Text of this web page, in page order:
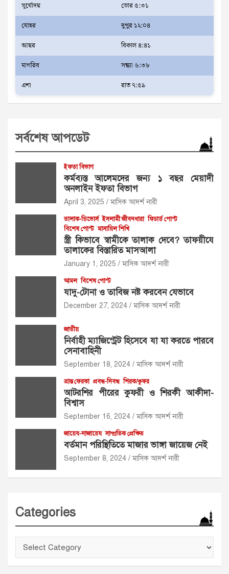
সূর্যোদয়
ভোর ৫:৩১
যোহর
দুপুর ১২:০৪
আছর
বিকাল ৪:৪১
মাগরিব
সন্ধ্যা ৬:৩৮
এশা
রাত ৭:৫৯
সর্বশেষ আপডেট
ইফতা বিভাগ
কর্মব্যস্ত আলেমদের জন্য ১ বছর মেয়াদী
অনলাইন ইফতা বিভাগ
April 3, 2025 মাসিক আদর্শ নারী
তালাক-ডিভোর্স ইসলামী জীবনধারা ফিচার্ড পোস্ট
বিশেষ পোস্ট মাসায়িল শিখি
স্ত্রী কিভাবে স্বামীকে তালাক দেবে? তাফয়ীযে
তালাকের বিস্তারিত মাসআলা
January 1, 2025 মাসিক আদর্শ নারী
আমল বিশেষ পোস্ট
যাদু-টোনা ও তাবিজ নষ্ট করবেন যেভাবে
December 27, 2024 মাসিক আদর্শ নারী
জাতীয়
নির্বাহী ম্যাজিস্ট্রেট হিসেবে যা যা করতে পারবে
সেনাবাহিনী
September 18, 2024 মাসিক আদর্শ নারী
ভ্রান্ত ফেরকা প্রবন্ধ-নিবন্ধ শিরক/কুফর
আটরশির পীরের কুফরী ও শিরকী আকীদা-
বিশ্বাস
September 16, 2024 মাসিক আদর্শ নারী
জায়েয-নাজায়েয সাম্প্রতিক প্রেক্ষিত
বর্তমান পরিস্থিতিতে মাজার ভাঙ্গা জায়েজ নেই
September 8, 2024 মাসিক আদর্শ নারী
Categories
Categories